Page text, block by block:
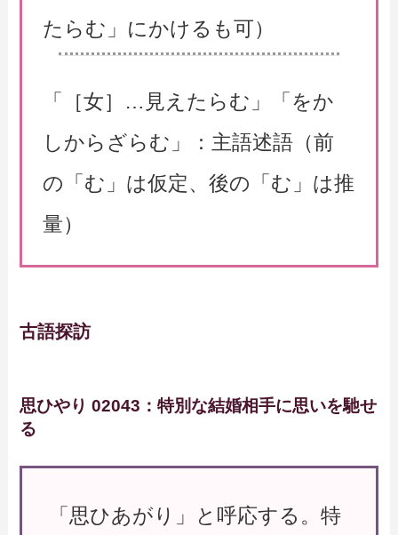
たらむ」にかけるも可）
「［女］…見えたらむ」「をか
しからざらむ」：主語述語（前
の「む」は仮定、後の「む」は推
量）
古語探訪
思ひやり 02043：特別な結婚相手に思いを馳せ
る
「思ひあがり」と呼応する。特